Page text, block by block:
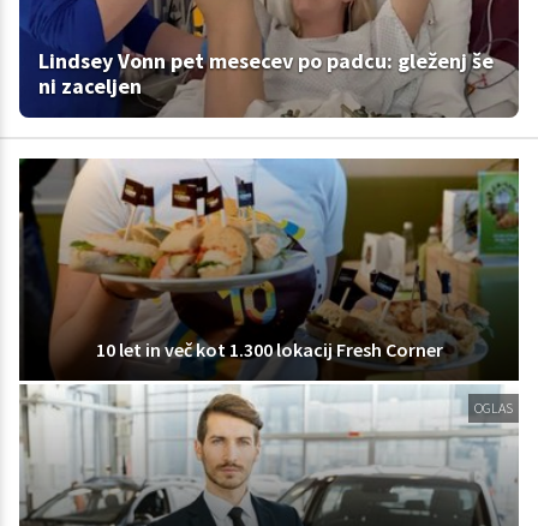
Lindsey Vonn pet mesecev po padcu: gleženj še
ni zaceljen
10 let in več kot 1.300 lokacij Fresh Corner
OGLAS